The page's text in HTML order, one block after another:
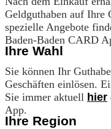
Geldguthaben auf Ihre
spezielle Angebote
Baden-Baden CARD
Ihre Wahl
Sie können Ihr
Geschäften einlösen.
Sie immer aktuell hier
App.
Ihre Region